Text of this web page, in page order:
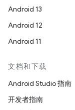
Android 13
Android 12
Android 11
文档和下载
Android Studio 指南
开发者指南